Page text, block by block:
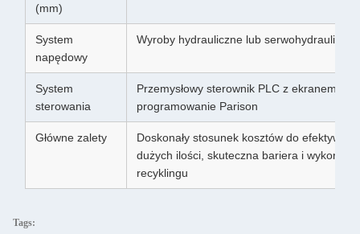
(mm)
System
napędowy
Wyroby hydrauliczne lub serwohydrauliczne
System
sterowania
Przemysłowy sterownik PLC z ekranem
programowanie Parison
Główne zalety
Doskonały stosunek kosztów do
dużych ilości, skuteczna bariera i
recyklingu
Tags: